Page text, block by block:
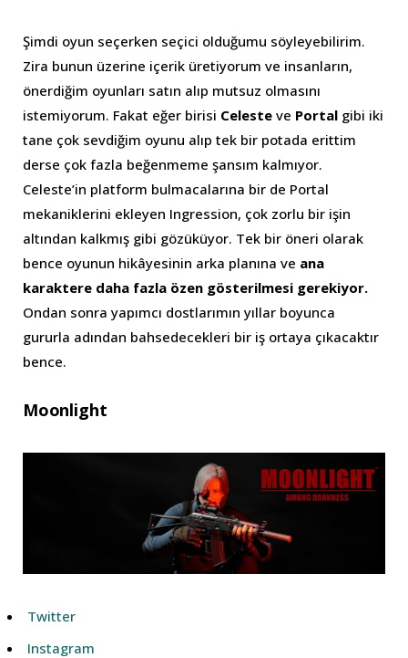
Şimdi oyun seçerken seçici olduğumu söyleyebilirim.
Zira bunun üzerine içerik üretiyorum ve insanların,
önerdiğim oyunları satın alıp mutsuz olmasını
istemiyorum. Fakat eğer birisi Celeste ve Portal gibi iki
tane çok sevdiğim oyunu alıp tek bir potada erittim
derse çok fazla beğenmeme şansım kalmıyor.
Celeste’in platform bulmacalarına bir de Portal
mekaniklerini ekleyen Ingression, çok zorlu bir işin
altından kalkmış gibi gözüküyor. Tek bir öneri olarak
bence oyunun hikâyesinin arka planına ve ana
karaktere daha fazla özen gösterilmesi gerekiyor.
Ondan sonra yapımcı dostlarımın yıllar boyunca
gururla adından bahsedecekleri bir iş ortaya çıkacaktır
bence.
Moonlight
Twitter
Instagram